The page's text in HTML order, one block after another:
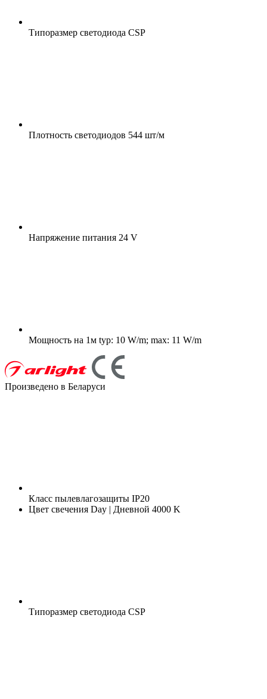
Типоразмер светодиода CSP
Плотность светодиодов 544 шт/м
Напряжение питания 24 V
Мощность на 1м typ: 10 W/m; max: 11 W/m
Произведено в Беларуси
Класс пылевлагозащиты IP20
Цвет свечения Day | Дневной 4000 K
Типоразмер светодиода CSP